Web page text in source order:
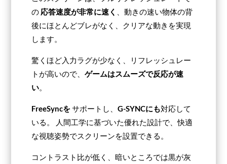
の 応答速度が非常に速く
、動きの速い物体の背
後にほとんどブレがなく、クリアな動きを実現
します。
驚くほど入力ラグが少なく、リフレッシュレー
トが高いので、ゲームはスムーズで反応が速
い。
FreeSyncをサポートし、G-SYNCにも対応して
いる。 人間工学に基づいた優れた設計で、快適
な視聴姿勢でスクリーンを設置できる。
コントラスト比が低く、暗いところでは黒が灰